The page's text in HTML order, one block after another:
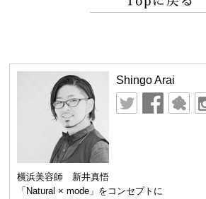
Shingo Arai
横浜美容師 新井真悟
「Natural × mode」をコンセプトに